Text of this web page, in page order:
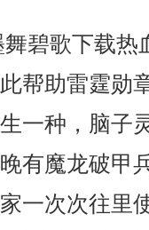
碧歌下载热
帮助雷霆勋
一种，脑子
有魔龙破甲
一次次往里